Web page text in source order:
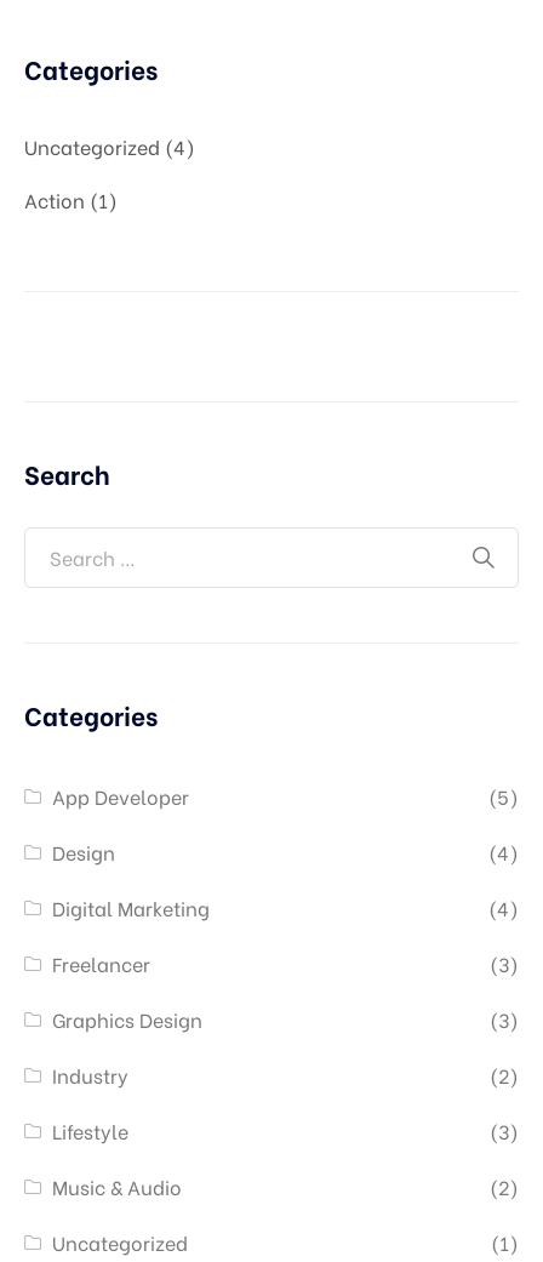
Categories
Uncategorized 4
Action 1
Search
Categories
App Developer
(5)
Design
(4)
Digital Marketing
(4)
Freelancer
(3)
Graphics Design
(3)
Industry
(2)
Lifestyle
(3)
Music & Audio
(2)
Uncategorized
(1)